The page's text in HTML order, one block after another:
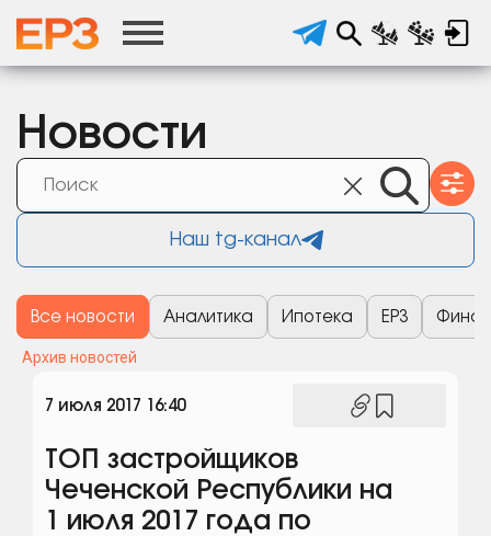
Новости
Наш tg-канал
Все новости Аналитика Ипотека ЕРЗ
Архив новостей
7 июля 2017 16:40
ТОП застройщиков
Чеченской Республики на
1 июля 2017 года по